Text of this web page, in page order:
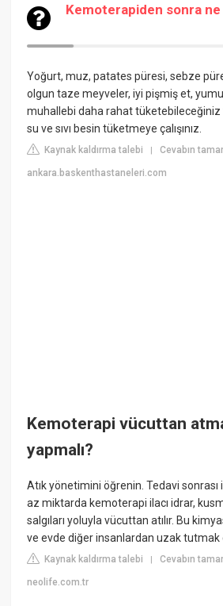
Kemoterapiden sonra
Yoğurt, muz, patates püresi, sebze
olgun taze meyveler, iyi pişmiş et,
muhallebi daha rahat tüketebileceğiniz
su ve sıvı besin tüketmeye çalışınız.
Kaynak kaldırma talebi |Cevabın
ankara.baskenthastaneleri.com
Kemoterapi vücuttan
yapmalı?
Atık yönetimini öğrenin. Tedavi
az miktarda kemoterapi ilacı idrar,
salgıları yoluyla vücuttan atılır. Bu
ve evde diğer insanlardan uzak tutmak
Kaynak kaldırma talebi |Cevabın
neolife.com.tr